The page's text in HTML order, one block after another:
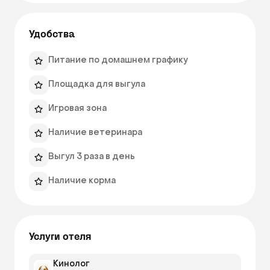
Удобства
Питание по домашнем графику
Площадка для выгула
Игровая зона
Наличие ветеринара
Выгул 3 раза в день
Наличие корма
Услуги отеля
Кинолог